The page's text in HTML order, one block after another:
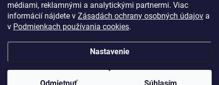
médiami, reklamnými a analytickými partnermi. Viac
informácií nájdete v Zásadách ochrany osobných údajov a
v Podmienkach používania cookies.
Nastavenie
Copyright 2026www.kukali.sk. Všetky práva vyhradené.Upraviť nastavenie